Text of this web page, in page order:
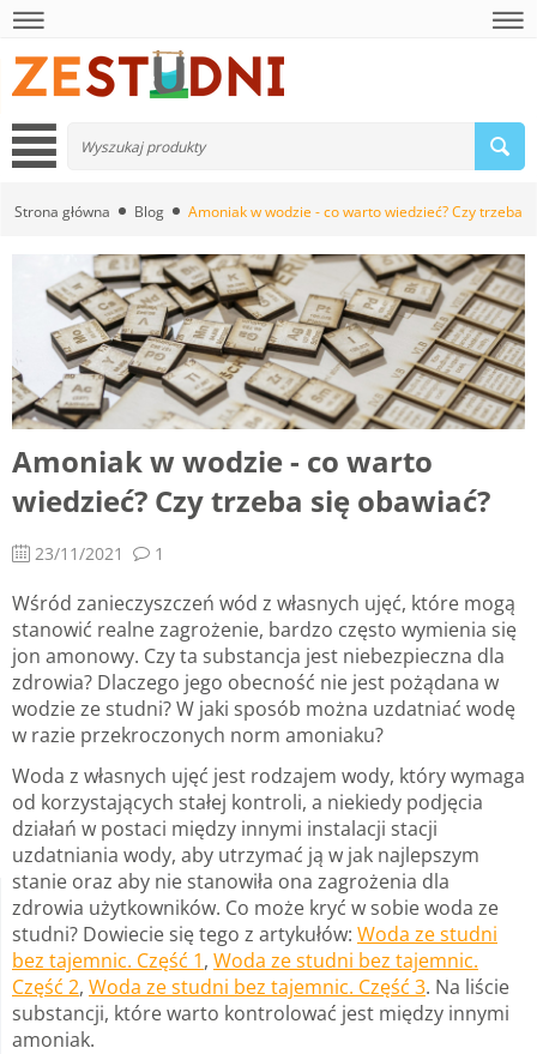
Strona główna Blog Amoniak w wodzie - co warto wiedzieć? Czy trzeba
Amoniak w wodzie - co warto
wiedzieć? Czy trzeba się obawiać?
23/11/2021 1
Wśród zanieczyszczeń wód z własnych ujęć, które mogą
stanowić realne zagrożenie, bardzo często wymienia się
jon amonowy. Czy ta substancja jest niebezpieczna dla
zdrowia? Dlaczego jego obecność nie jest pożądana w
wodzie ze studni? W jaki sposób można uzdatniać wodę
w razie przekroczonych norm amoniaku?
Woda z własnych ujęć jest rodzajem wody, który wymaga
od korzystających stałej kontroli, a niekiedy podjęcia
działań w postaci między innymi instalacji stacji
uzdatniania wody, aby utrzymać ją w jak najlepszym
stanie oraz aby nie stanowiła ona zagrożenia dla
zdrowia użytkowników. Co może kryć w sobie woda ze
studni? Dowiecie się tego z artykułów: Woda ze studni
bez tajemnic. Część 1, Woda ze studni bez tajemnic.
Część 2, Woda ze studni bez tajemnic. Część 3. Na liście
substancji, które warto kontrolować jest między innymi
amoniak.